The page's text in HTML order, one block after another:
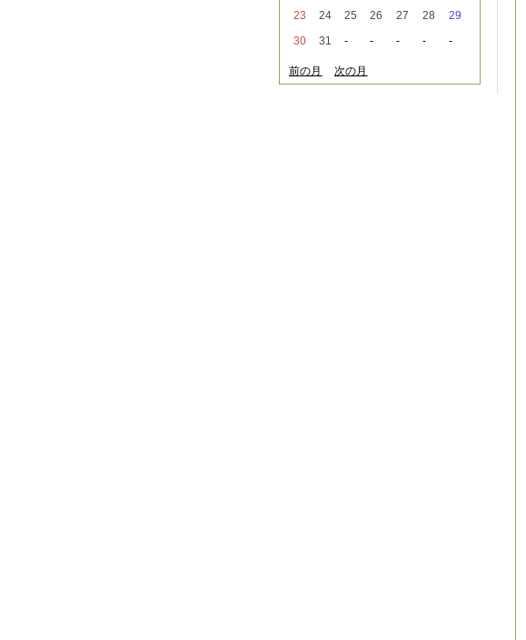
2020年09月（5件）
2020年08月
2020年06月（2件）
2020年04月（4件）
23
24 25 26 27 28
29
30
31 - - - - -
前の月 次の月